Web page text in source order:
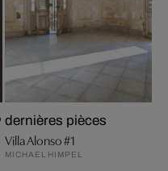
dernières pièces
Villa Alonso #1
MICHAEL HIMPEL